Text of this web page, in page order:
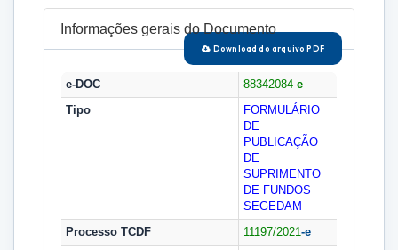
Informações gerais do Documento
Download do arquivo PDF
e-DOC 88342084-e
Tipo
FORMULÁRIO
DE
PUBLICAÇÃO
DE
SUPRIMENTO
DE FUNDOS
SEGEDAM
Processo TCDF
11197/2021-e